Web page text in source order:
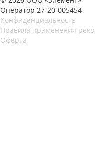
Оператор 27-20-005454
Конфиденциальность
Правила применения
Оферта